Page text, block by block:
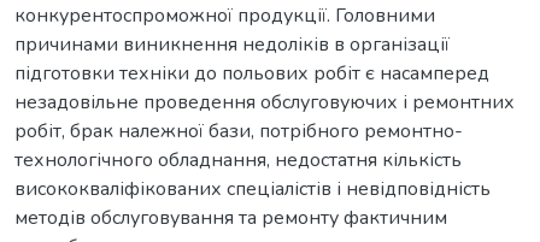
конкурентоспроможної продукції. Головними
причинами виникнення недоліків в організації
підготовки техніки до польових робіт є насамперед
незадовільне проведення обслуговуючих і ремонтних
робіт, брак належної бази, потрібного ремонтно-
технологічного обладнання, недостатня кількість
висококваліфікованих спеціалістів і невідповідність
методів обслуговування та ремонту фактичним